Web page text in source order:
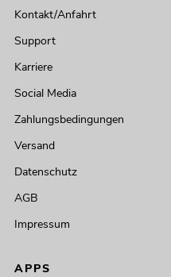
Kontakt/Anfahrt
Support
Karriere
Social Media
Zahlungsbedingungen
Versand
Datenschutz
AGB
Impressum
APPS